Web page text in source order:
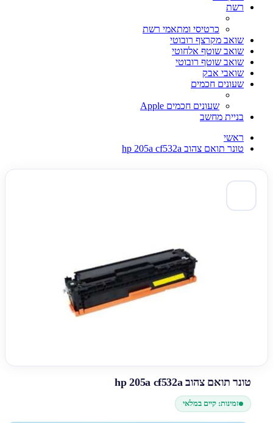
רשת
כרטיסי ומתאמי רשת
שואב מקרצף רובוטי
שואב שוטף אלחוטי
שואב שוטף רובוטי
שואבי אבק
שעונים חכמים
שעונים חכמים Apple
בניית מחשב
ראשי
טונר תואם צהוב hp 205a cf532a
טונר תואם צהוב hp 205a cf532a
זמינות: קיים במלאי